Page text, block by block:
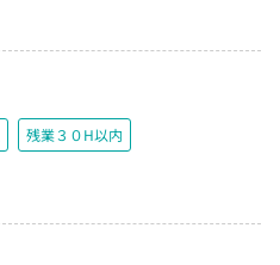
残業３０H以内